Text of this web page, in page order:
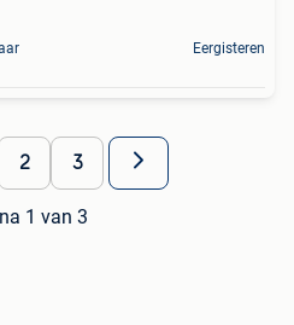
Eergisteren
2 3
1 van 3